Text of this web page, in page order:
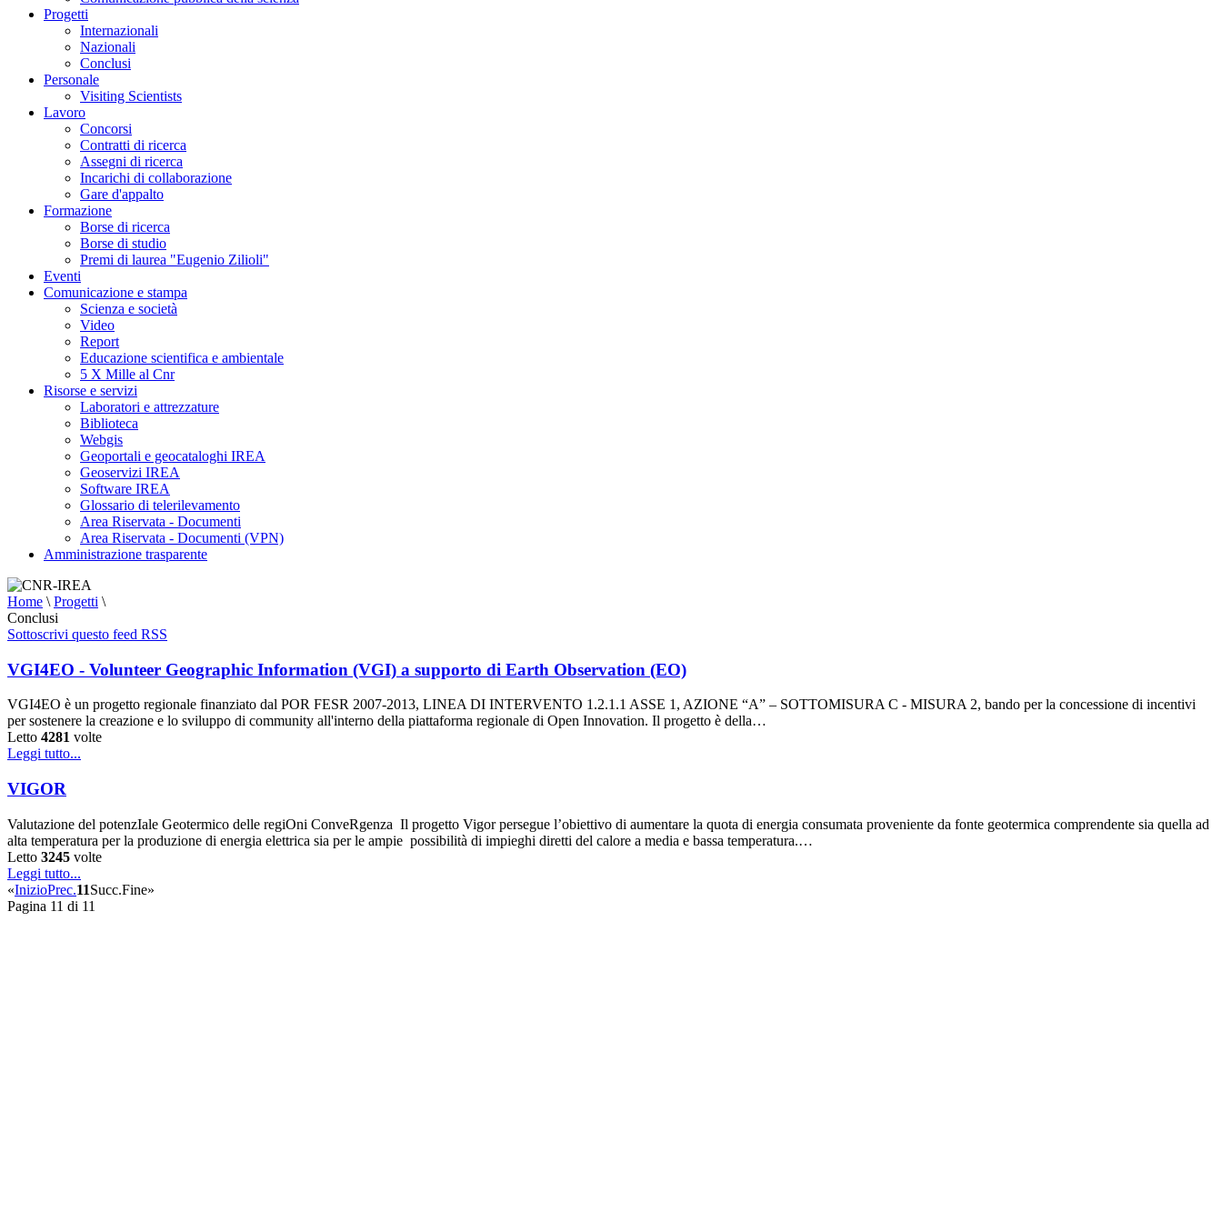
Progetti
Internazionali
Nazionali
Conclusi
Personale
Visiting Scientists
Lavoro
Concorsi
Contratti di ricerca
Assegni di ricerca
Incarichi di collaborazione
Gare d'appalto
Formazione
Borse di ricerca
Borse di studio
Premi di laurea "Eugenio Zilioli"
Eventi
Comunicazione e stampa
Scienza e società
Video
Report
Educazione scientifica e ambientale
5 X Mille al Cnr
Risorse e servizi
Laboratori e attrezzature
Biblioteca
Webgis
Geoportali e geocataloghi IREA
Geoservizi IREA
Software IREA
Glossario di telerilevamento
Area Riservata - Documenti
Area Riservata - Documenti (VPN)
Amministrazione trasparente
Home \ Progetti \
Conclusi
Sottoscrivi questo feed RSS
VGI4EO - Volunteer Geographic Information (VGI) a supporto di Earth Observation (EO)
VGI4EO è un progetto regionale finanziato dal POR FESR 2007-2013, LINEA DI INTERVENTO 1.2.1.1 ASSE 1, AZIONE “A” – SOTTOMISURA C - MISURA 2, bando per la concessione di incentivi
per sostenere la creazione e lo sviluppo di community all'interno della piattaforma regionale di Open Innovation. Il progetto è della…
Letto 4281 volte
Leggi tutto...
VIGOR
Valutazione del potenzIale Geotermico delle regiOni ConveRgenza Il progetto Vigor persegue l’obiettivo di aumentare la quota di energia consumata proveniente da fonte geotermica comprendente sia quella ad
alta temperatura per la produzione di energia elettrica sia per le ampie possibilità di impieghi diretti del calore a media e bassa temperatura.…
Letto 3245 volte
Leggi tutto...
«InizioPrec.11Succ.Fine»
Pagina 11 di 11